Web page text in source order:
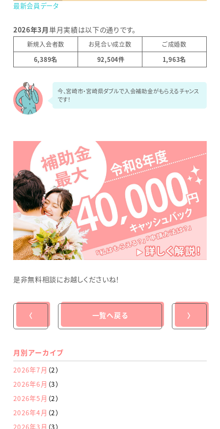
最新会員データ
2026年3月単月実績は以下の通りです。
新規入会者数 お見合い成立数
ご成婚数
6,389名 92,504件 1,963名
今、宮崎市・宮崎県ダブルで入会補助金がもらえるチャンス
です！
是非無料相談にお越しくださいね！
〈 一覧へ戻る 〉
月別アーカイブ
2026年7月 （2）
2026年6月 （3）
2026年5月 （2）
2026年4月 （2）
2026年3月 （3）